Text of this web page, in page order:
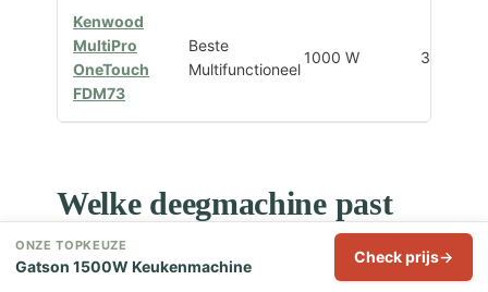
Kenwood
MultiPro
OneTouch
FDM73
Beste
Multifunctioneel
1000 W 3 L
Welke deegmachine past
bij jou?
ONZE TOPKEUZE
Gatson 1500W Keukenmachine Check prijs